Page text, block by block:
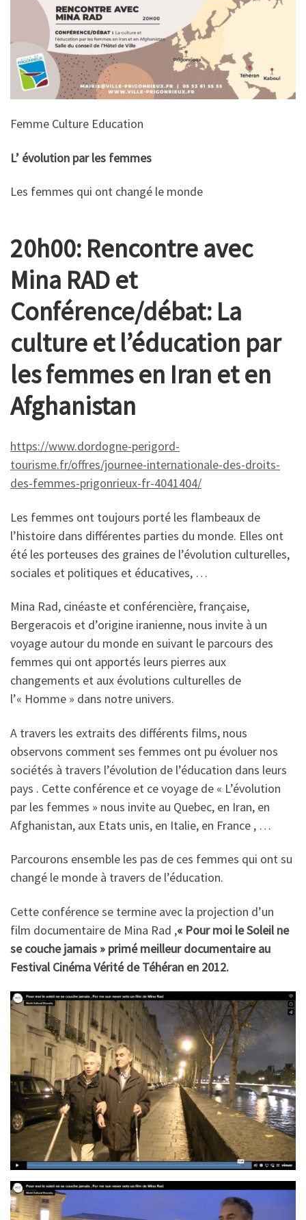
Femme Culture Education
L’ évolution par les femmes
Les femmes qui ont changé le monde
20h00: Rencontre avec
Mina RAD et
Conférence/débat: La
culture et l’éducation par
les femmes en Iran et en
Afghanistan
https://www.dordogne-perigord-
tourisme.fr/offres/journee-internationale-des-droits-
des-femmes-prigonrieux-fr-4041404/
Les femmes ont toujours porté les flambeaux de
l’histoire dans différentes parties du monde. Elles ont
été les porteuses des graines de l’évolution culturelles,
sociales et politiques et éducatives, …
Mina Rad, cinéaste et conférencière, française,
Bergeracois et d’origine iranienne, nous invite à un
voyage autour du monde en suivant le parcours des
femmes qui ont apportés leurs pierres aux
changements et aux évolutions culturelles de
l’« Homme » dans notre univers.
A travers les extraits des différents films, nous
observons comment ses femmes ont pu évoluer nos
sociétés à travers l’évolution de l’éducation dans leurs
pays . Cette conférence et ce voyage de « L’évolution
par les femmes » nous invite au Quebec, en Iran, en
Afghanistan, aux Etats unis, en Italie, en France , …
Parcourons ensemble les pas de ces femmes qui ont su
changé le monde à travers de l’éducation.
Cette conférence se termine avec la projection d’un
film documentaire de Mina Rad ,« Pour moi le Soleil ne
se couche jamais » primé meilleur documentaire au
Festival Cinéma Vérité de Téhéran en 2012.